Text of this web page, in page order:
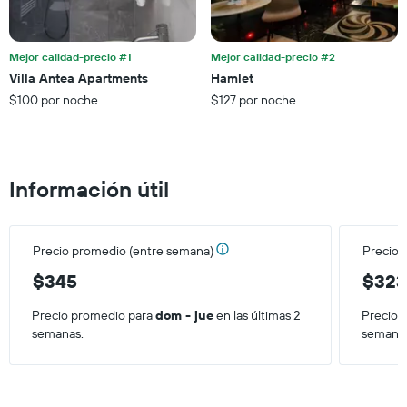
muestra
1
eje
que
indica
una
para
este
fin
de
semana,
calculado
a
de
Mejor calidad-precio #1
Villa Antea Apartments
$100 por noche
Mejor calidad-precio #2
Hamlet
$127 por noche
Información útil
Precio promedio (entre semana)
$345
Precio
$323
Precio promedio paradom - jueen las últimas 2
semanas.
Precio